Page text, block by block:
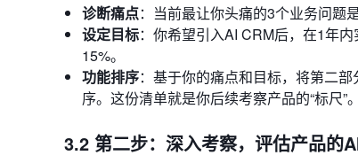
诊断痛点：当前最让你头痛的3个业务问题
设定目标：你希望引入AI CRM后，在1年
15%。
功能排序：基于你的痛点和目标，将第二部
序。这份清单就是你后续考察产品的“标尺”。
3.2 第二步：深入考察，评估产品的